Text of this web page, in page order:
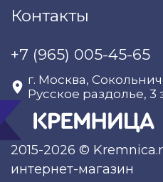
2015-2026 ©
интернет-магазин
Контакты
+7 (965) 005-45-65
г. Москва,
Русское раздолье, 3